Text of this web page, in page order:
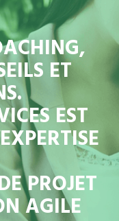
ET
EST
PROJET
AGILE